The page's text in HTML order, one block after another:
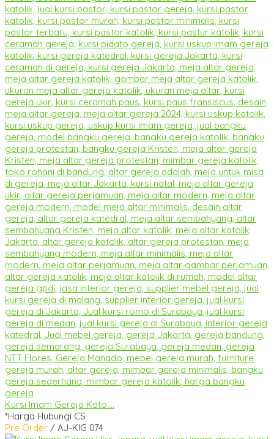
Kursi Imam Gereja Kato....
*Harga Hubungi CS
Pre Order / AJ-KIG 074